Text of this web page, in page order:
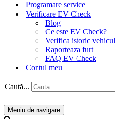
Programare service
Verificare EV Check
Blog
Ce este EV Check?
Verifica istoric vehicul
Raporteaza furt
FAQ EV Check
Contul meu
Caută...
Meniu de navigare